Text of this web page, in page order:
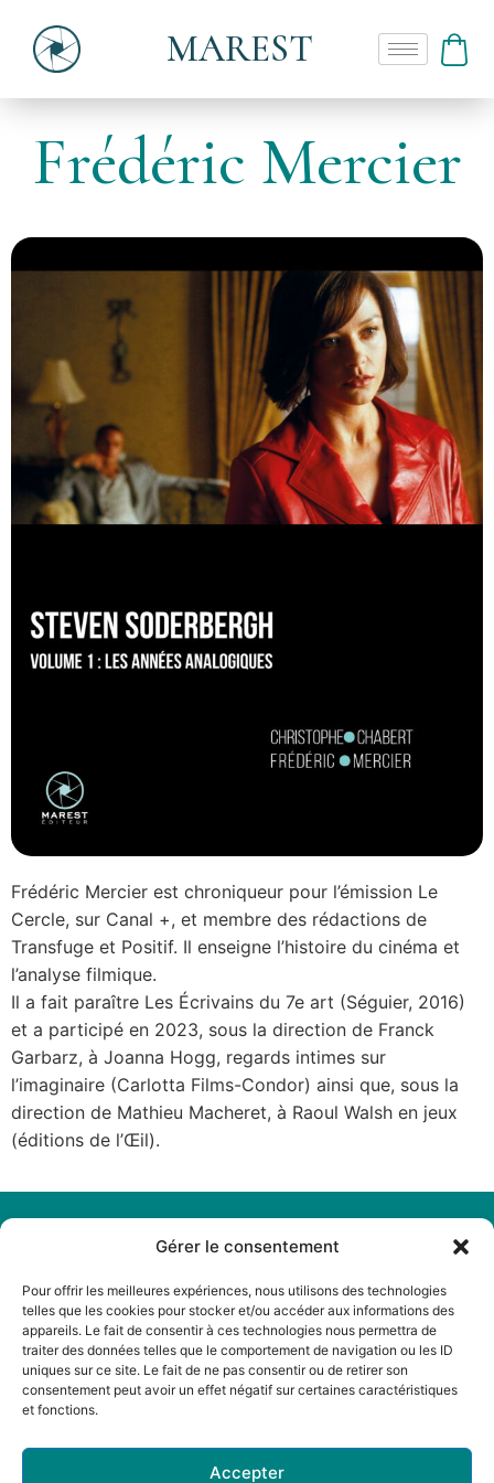
Gérer le consentement
Pour offrir les meilleures expériences, nous utilisons des technologies
telles que les cookies pour stocker et/ou accéder aux informations des
appareils. Le fait de consentir à ces technologies nous permettra de
traiter des données telles que le comportement de navigation ou les ID
uniques sur ce site. Le fait de ne pas consentir ou de retirer son
consentement peut avoir un effet négatif sur certaines caractéristiques
et fonctions.
Accepter
MAREST
Frédéric Mercier
Frédéric Mercier est chroniqueur pour l’émission Le
Cercle, sur Canal +, et membre des rédactions de
Transfuge et Positif. Il enseigne l’histoire du cinéma et
l’analyse filmique.
Il a fait paraître Les Écrivains du 7e art (Séguier, 2016)
et a participé en 2023, sous la direction de Franck
Garbarz, à Joanna Hogg, regards intimes sur
l’imaginaire (Carlotta Films-Condor) ainsi que, sous la
direction de Mathieu Macheret, à Raoul Walsh en jeux
(éditions de l’Œil).
Menu
Accueil
A propos
Actualités
Librairies
Légal
Mentions
légales
Politique de
cookies